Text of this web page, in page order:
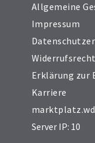
Allgemeine
Impressum
Widerrufsrecht
Erklärung zur
Karriere
Server IP: 10